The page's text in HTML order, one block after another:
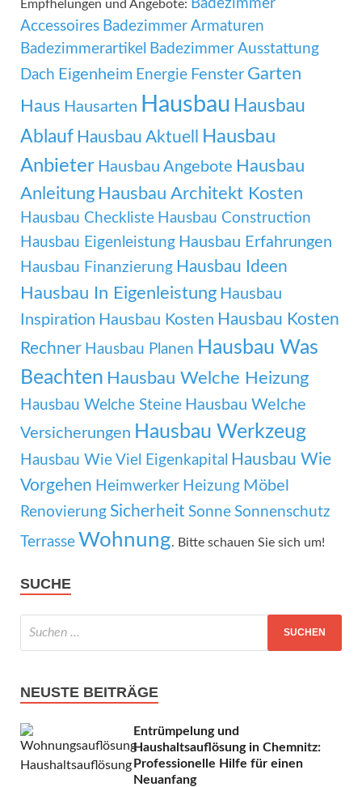
Empfhelungen und Angebote: Badezimmer
Accessoires Badezimmer Armaturen
Badezimmerartikel Badezimmer Ausstattung
Dach Eigenheim Energie Fenster Garten
Haus Hausarten Hausbau Hausbau
Ablauf Hausbau Aktuell
Hausbau
Anbieter Hausbau Angebote Hausbau
Anleitung Hausbau Architekt Kosten
Hausbau Checkliste Hausbau Construction
Hausbau Eigenleistung Hausbau Erfahrungen
Hausbau Finanzierung Hausbau Ideen
Hausbau In Eigenleistung Hausbau
Inspiration Hausbau Kosten Hausbau Kosten
Rechner Hausbau Planen Hausbau Was
Beachten Hausbau Welche Heizung
Hausbau Welche Steine Hausbau Welche
Versicherungen Hausbau Werkzeug
Hausbau Wie Viel Eigenkapital
Hausbau Wie
Vorgehen Heimwerker Heizung Möbel
Renovierung Sicherheit Sonne Sonnenschutz
Terrasse Wohnung. Bitte schauen Sie sich um!
SUCHE
NEUSTE BEITRÄGE
Entrümpelung und
Haushaltsauflösung in Chemnitz:
Professionelle Hilfe für einen
Neuanfang